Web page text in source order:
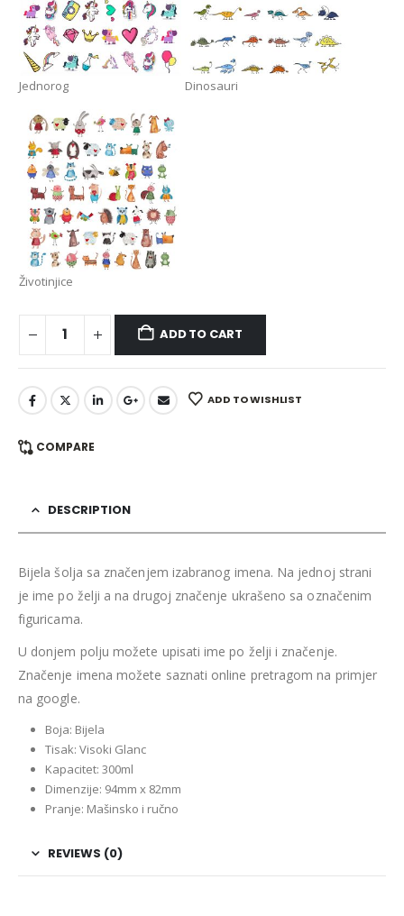
Jednorog Dinosauri
Životinjice
ADD TO CART
ADD TO WISHLIST
COMPARE
DESCRIPTION
Bijela šolja sa značenjem izabranog imena. Na jednoj strani
je ime po želji a na drugoj značenje ukrašeno sa označenim
figuricama.
U donjem polju možete upisati ime po želji i značenje.
Značenje imena možete saznati online pretragom na primjer
na google.
Boja: Bijela
Tisak: Visoki Glanc
Kapacitet: 300ml
Dimenzije: 94mm x 82mm
Pranje: Mašinsko i ručno
REVIEWS (0)